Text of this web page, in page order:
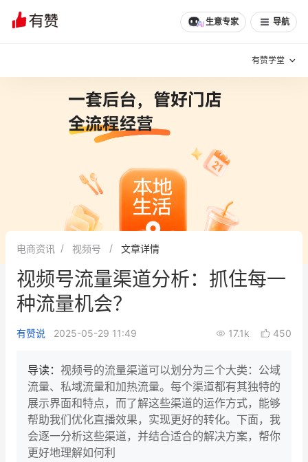
生意专家 导航
有赞学堂
增长方法
有赞专家说
新零售最佳实践
面对面聊增长
新零售大会
增长产品指南
智库 产品场景库
产品更新动态
电商资讯 视频号 文章详情
视频号流量渠道分析：抓住每一
种流量机会？
有赞说 2025-05-29 11:49 17.1k 450
导读： 视频号的流量渠道可以划分为三个大类：公域
流量、私域流量和加热流量。每个渠道都有其独特的
展示界面和特点，而了解这些渠道的运作方式，能够
帮助我们优化直播效果，实现更好的转化。下面，我
会逐一分析这些渠道，并结合适合的解决方案，帮你
更好地理解如何利